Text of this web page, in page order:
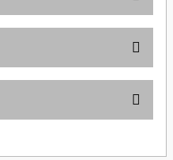
kullanarak tarafımıza